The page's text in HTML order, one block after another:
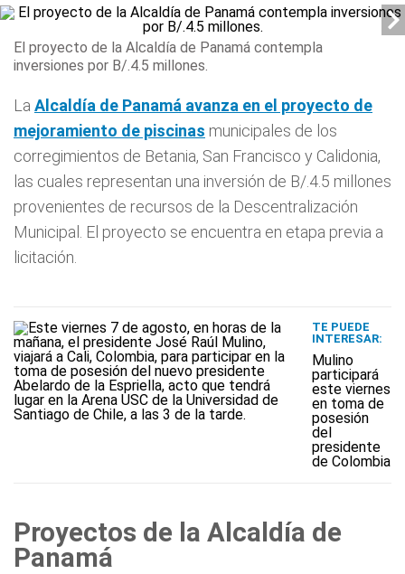
El proyecto de la Alcaldía de Panamá contempla
inversiones por B/.4.5 millones.
La Alcaldía de Panamá avanza en el proyecto de
mejoramiento de piscinas municipales de los
corregimientos de Betania, San Francisco y Calidonia,
las cuales representan una inversión de B/.4.5 millones
provenientes de recursos de la Descentralización
Municipal. El proyecto se encuentra en etapa previa a
licitación.
TE PUEDE
INTERESAR:
Mulino
participará
este viernes
en toma de
posesión
del
presidente
de Colombia
Proyectos de la Alcaldía de
Panamá